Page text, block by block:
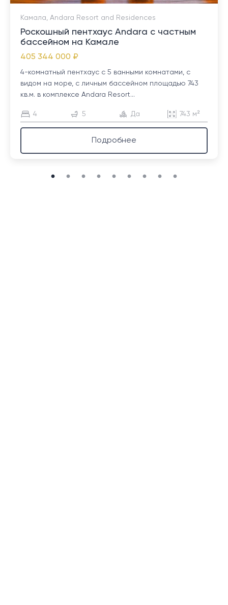
Камала, Andara Resort and Residences
Роскошный пентхаус Andara с частным
бассейном на Камале
405 344 000 ₽
4-комнатный пентхаус с 5 ванными комнатами, с
видом на море, с личным бассейном площадью 743
кв.м. в комплексе Andara Resort...
4 5 Да 743 м²
Подробнее